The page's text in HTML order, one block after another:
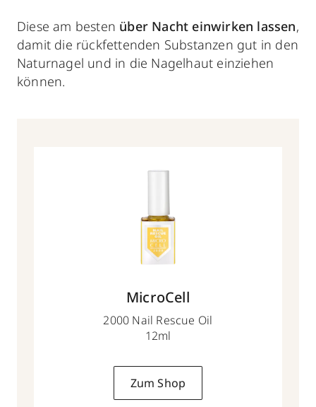
Diese am besten über Nacht einwirken lassen,
damit die rückfettenden Substanzen gut in den
Naturnagel und in die Nagelhaut einziehen
können.
MicroCell
2000 Nail Rescue Oil
12ml
Zum Shop